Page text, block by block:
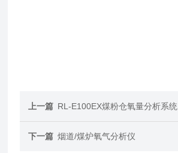
上一篇 RL-E100EX煤粉仓氧量分析系统
下一篇 烟道/煤炉氧气分析仪